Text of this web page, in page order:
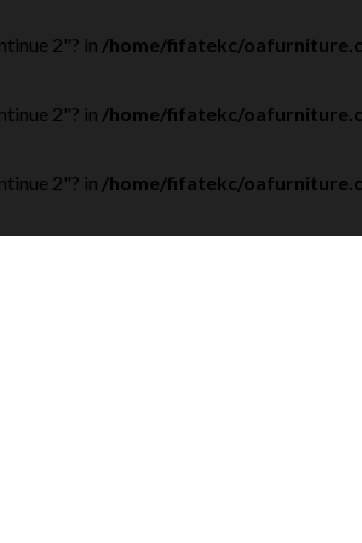
2"? in /home/fifatekc/
2"? in /home/fifatekc/
2"? in /home/fifatekc/